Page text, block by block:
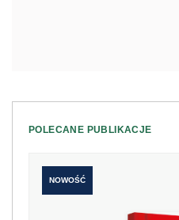
POLECANE PUBLIKACJE
NOWOŚĆ